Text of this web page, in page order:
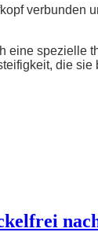
verbunden
eine spezielle
die